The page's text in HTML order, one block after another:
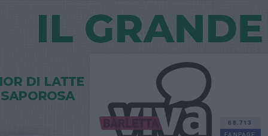
68.713
FANPAGE